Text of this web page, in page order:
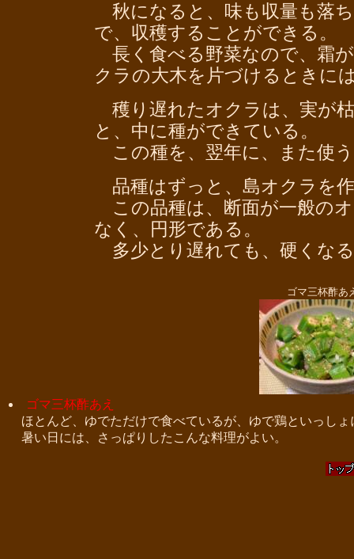
秋になると、味も収量も落
で、収穫することができる。
長く食べる野菜なので、霜
クラの大木を片づけるときに
穫り遅れたオクラは、実が
と、中に種ができている。
この種を、翌年に、また使
品種はずっと、島オクラを
この品種は、断面が一般の
なく、円形である。
多少とり遅れても、硬くな
ゴマ三杯酢あ
ゴマ三杯酢あえ
ほとんど、ゆでただけで食べているが、ゆで鶏といっし
暑い日には、さっぱりしたこんな料理がよい。